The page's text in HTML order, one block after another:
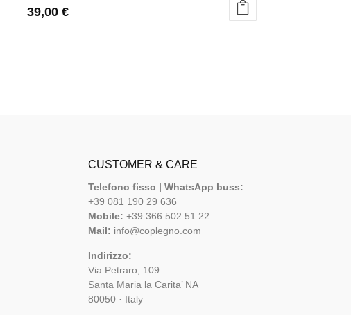
39,00€
CUSTOMER & CARE
Telefono fisso | WhatsApp buss:
+39 081 190 29 636
Mobile: +39 366 502 51 22
Mail: info@coplegno.com
Indirizzo:
Via Petraro, 109
Santa Maria la Carita’ NA
80050 · Italy